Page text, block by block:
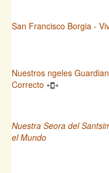
San Francisco Borgia -
Nuestros ngeles
Correcto
Nuestra Seora del
el Mundo